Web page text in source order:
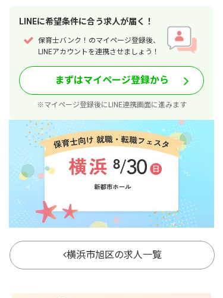
LINEに希望条件に合う求人が届く！
保育士バンク！のマイページ登録後、
LINEアカウントを連携させましょう！
まずはマイページ登録から
※マイページ登録後にLINE連携画面に進みます
横浜市旭区の求人一覧